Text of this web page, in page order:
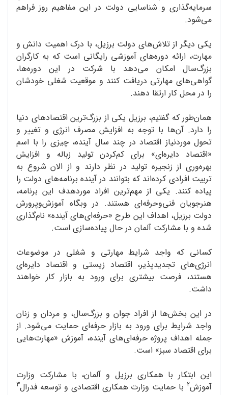
سرمایه‌گذاری و شناسایی دولت در این مفاهیم روز فراهم
می‌شود.
یکی دیگر از تلاش‌های دولت برزیل، با درک اهمیت دانش و
مهارت، ارائه دوره‌های آموزشی رایگانی است که به کارگران
بزرگ‌سال امکان می‌دهد با شرکت در این دوره‌ها،
گواهی‌های مهارتی دریافت کنند و موقعیت شغلی خودشان
را در محل کار ارتقا دهند.
همان‌طور که گفتیم، برزیل یکی از بزرگ‌ترین اقتصادهای دنیا
را دارد. آن‌ها با توجه به افزایش مصرف انرژی و تغییر و
تحول موردنیاز اقتصاد در چند سال آینده، چیزی را با اسم
«اقتصاد دایره‌ای» برای کم‌کردن تولید زباله و افزایش
بهره‌وری از زنجیره تولید در نظر دارند و از الان شروع به
تربیت افرادی کرده‌اند که بتوانند در آینده برنامه‌های دولت را
پیاده کنند. یکی از مهم‌ترین افراد موردهدف این برنامه،
هنرجویان فنی‌وحرفه‌ای هستند. در وبگاه آموزش‌وپرورش
دولت برزیل، اهداف این طرح «حرفه‌ای‌های آینده» نام‌گذاری
شده و با مشارکت آلمان در حال پیاده‌سازی است.
کسانی که واجد شرایط مهارتی و شغلی در موضوعات
انرژی‌های تجدیدپذیر، اقتصاد زیستی و اقتصاد دایره‌ای
هستند، فرصت بیشتری برای ورود به بازار کار خواهند
داشت.
در این بخش‌ها از افراد جوان و بزرگ‌سال، و مردان و زنان
واجد شرایط برای ورود به بازار حرفه‌ای حمایت می‌شود. از
جمله اهداف پروژه حرفه‌ای‌های آینده، آموزش «مهارت‌هایی
برای اقتصاد سبز» است.
این ابتکار با همکاری برزیل و آلمان، با مشارکت وزارت
آموزش2 با حمایت وزارت همکاری اقتصادی و توسعه فدرال3